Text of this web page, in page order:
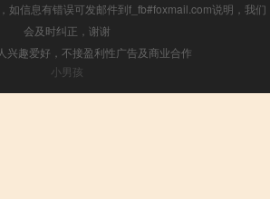
如信息有错误可发邮件到f_fb#foxmail.com说明，我们
会及时纠正，谢谢
兴趣爱好，不接盈利性广告及商业合作
小男孩